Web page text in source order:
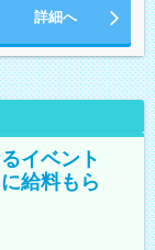
詳細へ
イベント
給料もら